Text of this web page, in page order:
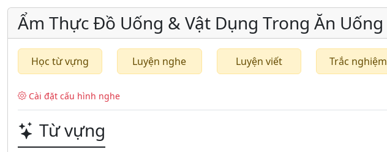
Ẩm Thực Đồ Uống & Vật Dụng Trong Ăn Uống
Học từ vựng Luyện nghe Luyện viết Trắc nghiệm
Cài đặt cấu hình nghe
Từ vựng